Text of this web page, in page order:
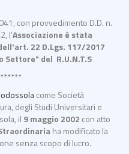
con provvedimento D.D. n.
l'Associazione è stata
22 D.Lgs. 117/2017
Settore" del R.U.N.T.S
come Società
degli Studi Universitari e
il 9 maggio 2002 con atto
ha modificato la
senza scopo di lucro.